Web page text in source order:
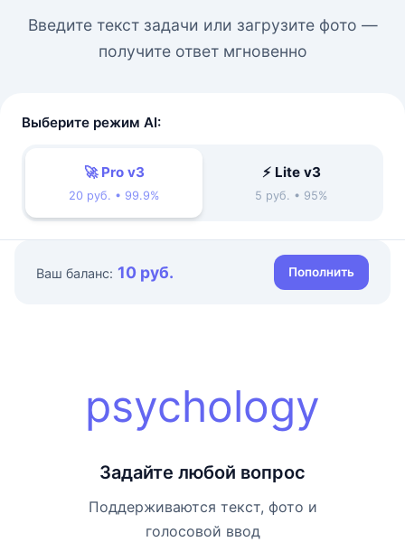
Введите текст задачи или загрузите фото —
получите ответ мгновенно
Выберите режим AI:
🚀 Pro v3
20 руб. • 99.9%
⚡ Lite v3
5 руб. • 95%
Ваш баланс: 10 руб. Пополнить
psychology
Задайте любой вопрос
Поддерживаются текст, фото и
голосовой ввод